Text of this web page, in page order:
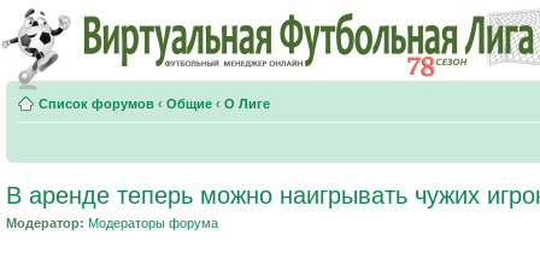
Список форумов ‹ Общие ‹ О Лиге
В аренде теперь можно наигрывать чужих
Модератор: Модераторы форума